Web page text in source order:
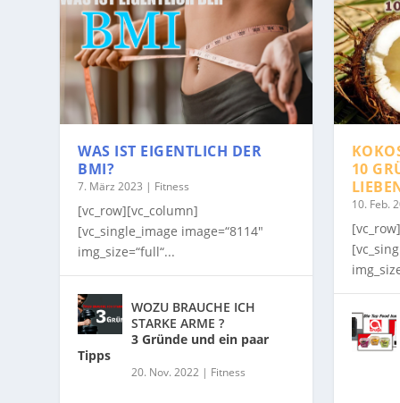
WAS IST EIGENTLICH DER
BMI?
7. März 2023 | Fitness
[vc_row][vc_column]
[vc_single_image image=“8114″
img_size=“full“...
WOZU BRAUCHE ICH
STARKE ARME ?
3 Gründe und ein paar
Tipps
20. Nov. 2022 | Fitness
10
10. Feb.